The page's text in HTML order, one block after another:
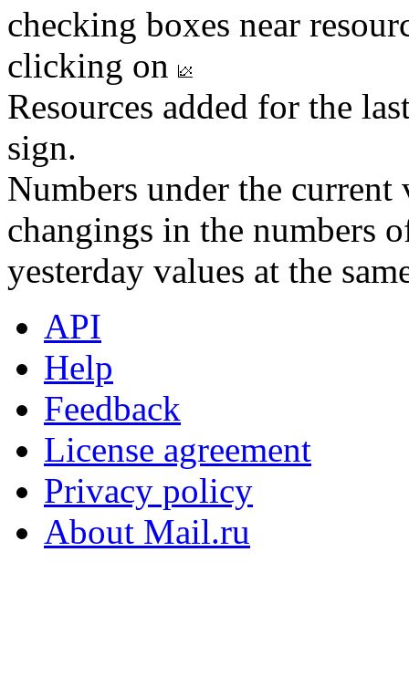
checking boxes near
clicking on
Resources added for the
sign.
Numbers under the
changings in the numbers
yesterday values at the
API
Help
Feedback
License agreement
Privacy policy
About Mail.ru